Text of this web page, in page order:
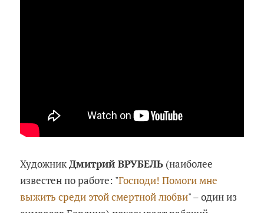
ХудожникДмитрий ВРУБЕЛЬ (наиболее
известен по работе: "Господи! Помоги мне
выжить среди этой смертной любви" – один из